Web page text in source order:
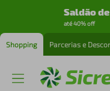
Saldão
até 40% off
Shopping Parcerias e